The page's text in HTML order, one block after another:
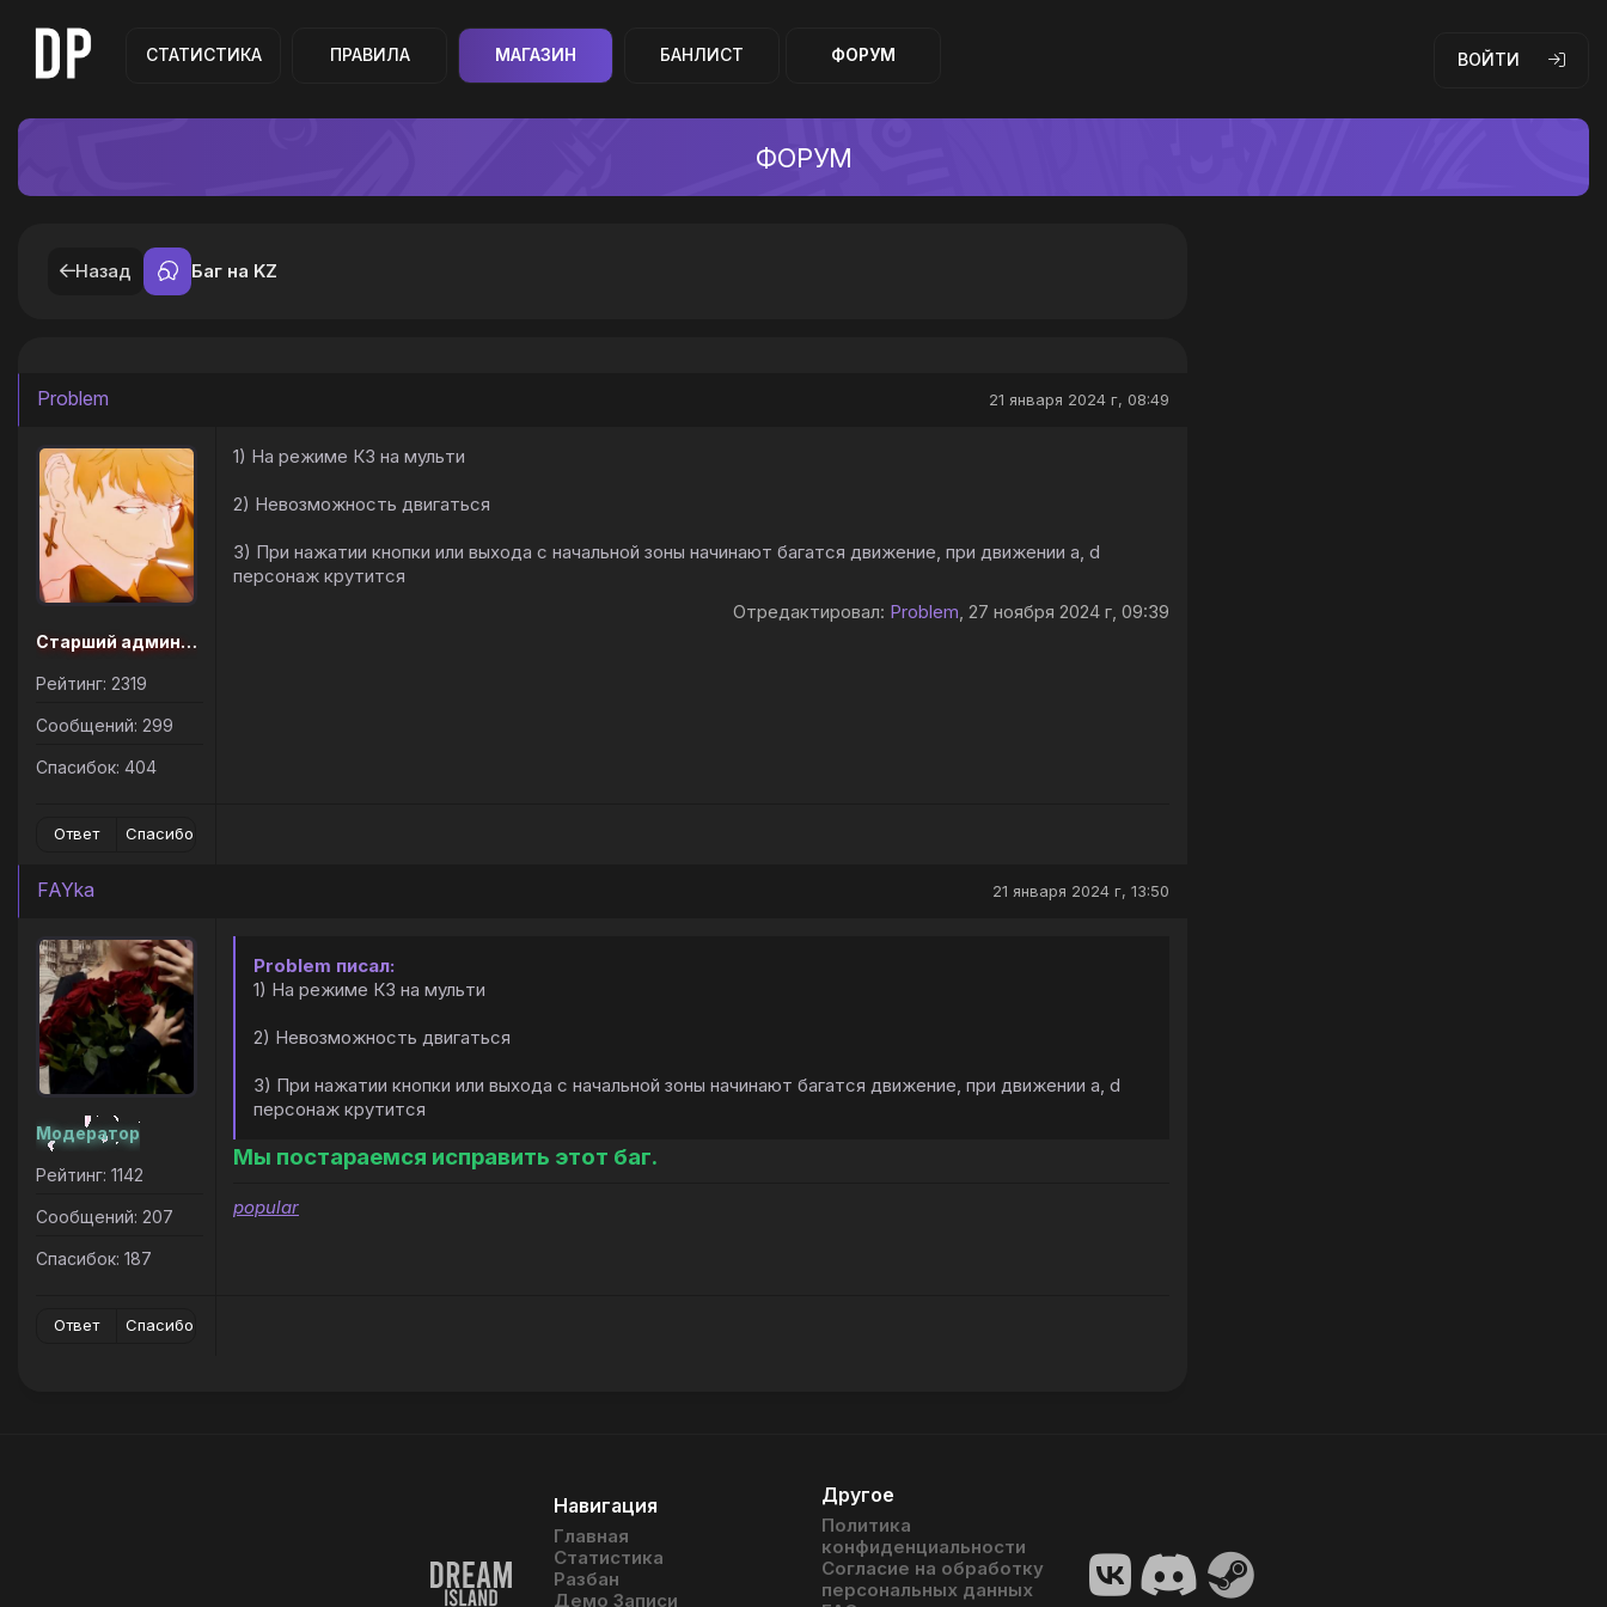
СТАТИСТИКА ПРАВИЛА МАГАЗИН БАНЛИСТ ФОРУМ ВОЙТИ
ФОРУМ
Назад Баг на KZ
Problem 21 января 2024 г, 08:49
Старший администратор
Рейтинг: 2319
Сообщений: 299
Спасибок: 404
1) На режиме КЗ на мульти
2) Невозможность двигаться
3) При нажатии кнопки или выхода с начальной зоны начинают багатся движение, при движении a, d
персонаж крутится
Отредактировал: Problem , 27 ноября 2024 г, 09:39
Ответ Спасибо
FAYka 21 января 2024 г, 13:50
Модератор
Рейтинг: 1142
Сообщений: 207
Спасибок: 187
Problem писал:
1) На режиме КЗ на мульти
2) Невозможность двигаться
3) При нажатии кнопки или выхода с начальной зоны начинают багатся движение, при движении a, d
персонаж крутится
Мы постараемся исправить этот баг.
popular
Ответ Спасибо
Навигация
Главная
Статистика
Разбан
Демо Записи
Другое
Политика
конфиденциальности
Согласие на обработку
персональных данных